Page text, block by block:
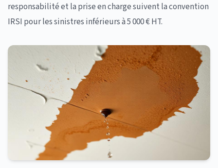
responsabilité et la prise en charge suivent la convention
IRSI pour les sinistres inférieurs à 5 000 € HT.